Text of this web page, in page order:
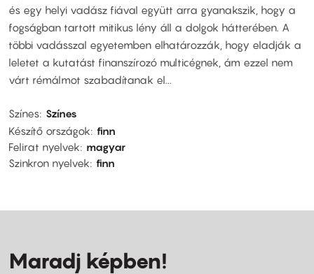
és egy helyi vadász fiával együtt arra gyanakszik, hogy a
fogságban tartott mitikus lény áll a dolgok hátterében. A
többi vadásszal egyetemben elhatározzák, hogy eladják a
leletet a kutatást finanszírozó multicégnek, ám ezzel nem
várt rémálmot szabadítanak el...
Színes Színes
Készítő országok finn
Felirat nyelvek
magyar
Szinkron nyelvek finn
Maradj képben!